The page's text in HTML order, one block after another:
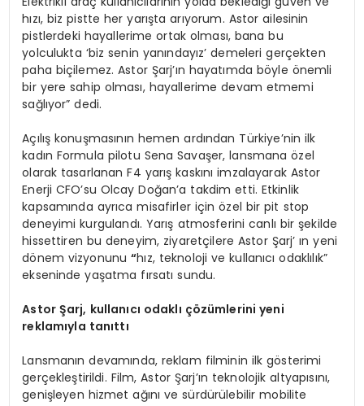
hızı, biz pistte her yarışta arıyorum. Astor ailesinin
pistlerdeki hayallerime ortak olması, bana bu
yolculukta ‘biz senin yanındayız’ demeleri gerçekten
paha biçilemez. Astor Şarj’ın hayatımda böyle önemli
bir yere sahip olması, hayallerime devam etmemi
sağlıyor” dedi.
Açılış konuşmasının hemen ardından Türkiye’nin ilk
kadın Formula pilotu Sena Savaşer, lansmana özel
olarak tasarlanan F4 yarış kaskını imzalayarak Astor
Enerji CFO’su Olcay Doğan’a takdim etti. Etkinlik
kapsamında ayrıca misafirler için özel bir pit stop
deneyimi kurgulandı. Yarış atmosferini canlı bir şekilde
hissettiren bu deneyim, ziyaretçilere Astor Şarj’ ın yeni
dönem vizyonunu“hız, teknoloji ve kullanıcı odaklılık”
ekseninde yaşatma fırsatı sundu.
Astor Şarj, kullanıcı odaklı çözümlerini yeni
reklamıyla tanıttı
Lansmanın devamında, reklam filminin ilk gösterimi
gerçekleştirildi. Film, Astor Şarj’ın teknolojik altyapısını,
genişleyen hizmet ağını ve sürdürülebilir mobilite